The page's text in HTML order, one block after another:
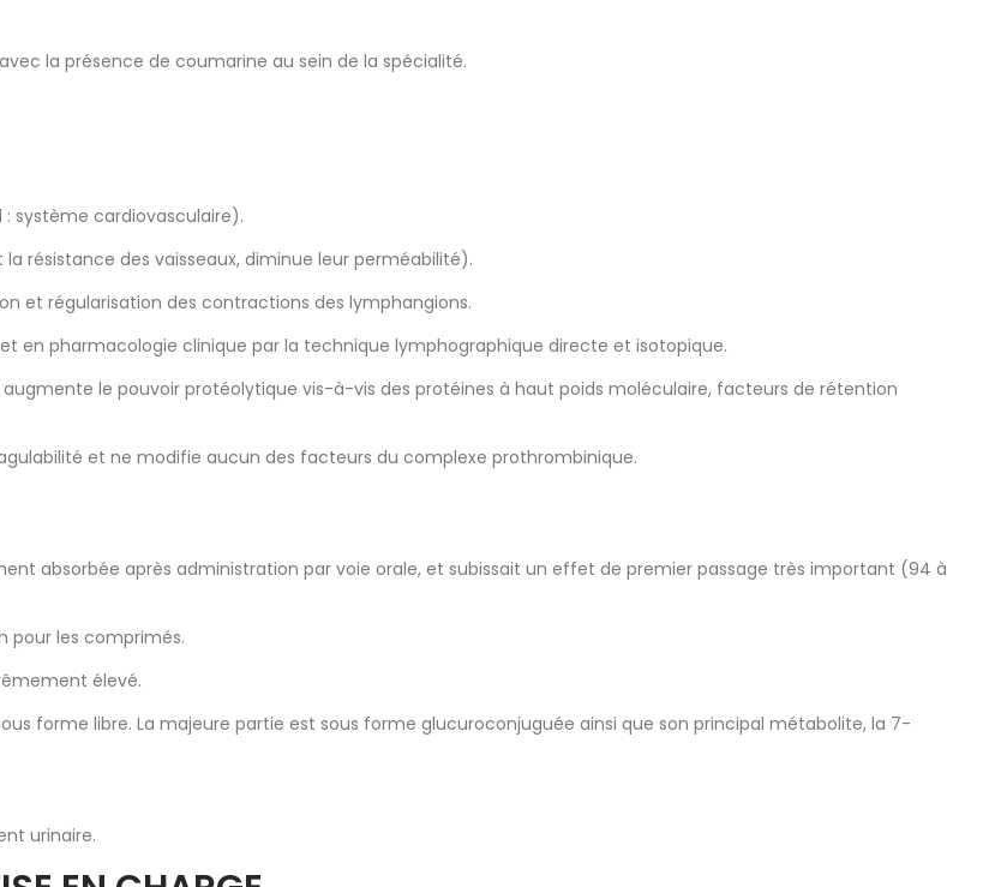
la présence de coumarine au sein de la spécialité.
système cardiovasculaire).
résistance des vaisseaux, diminue leur perméabilité).
et régularisation des contractions des lymphangions.
en pharmacologie clinique par la technique lymphographique directe et isotopique.
le pouvoir protéolytique vis-à-vis des protéines à haut poids moléculaire, facteurs de rétention
et ne modifie aucun des facteurs du complexe prothrombinique.
absorbée après administration par voie orale, et subissait un effet de premier passage très important (94 à
pour les comprimés.
élevé.
forme libre. La majeure partie est sous forme glucuroconjuguée ainsi que son principal métabolite, la 7-
urinaire.